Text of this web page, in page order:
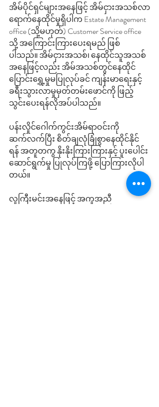
အိမ်ပိုင်ရှင်များအနေဖြင့် အိမ်ငှားအသစ်လာ
ရောက်နေထိုင်မှုရှိပါက Estate Management
office (သို့မဟုတ်) Customer Service office
သို့ အကြောင်းကြားပေးရမည် ဖြစ်
ပါသည်။ အိမ်ငှားအသစ်၊ နေထိုင်သူအသစ်
အနေဖြင့်လည်း အိမ်အသစ်တွင်နေထိုင်
ပြောင်းရွှေ့မှုမပြုလုပ်ခင် ကျန်းမာရေးနှင့်
ခရီးသွားလာမှုမှတ်တမ်းဖောင်ကို ဖြည့်
သွင်းပေးရန်လိုအပ်ပါသည်။
ပန်းလှိုင်ဂေါက်ကွင်းအိမ်ရာဝင်းကို
ဆက်လက်ပြီး စိတ်ချလုံခြုံစွာနေထိုင်နိုင်
ရန် အတူတကွ နိုးနိုးကြားကြားနှင့် ပူးပေါင်း
ဆောင်ရွက်မှု ပြုလုပ်ကြဖို့ ပြောကြားလိုပါ
တယ်။
လူကြီးမင်းအနေဖြင့် အကူအညီ